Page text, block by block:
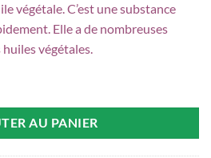
د.ت 4,029.
actuel
est :
végétale. C’est une substance
Elle a de nombreuses
végétales.
AU PANIER